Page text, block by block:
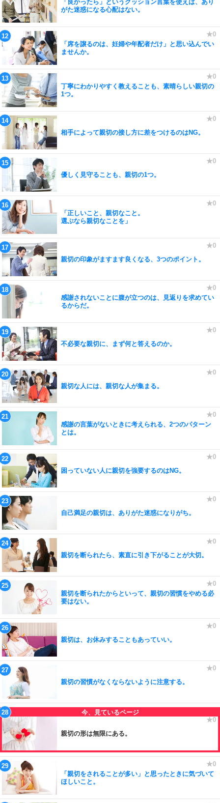
「良かったら」というクッション言葉を使えば、あり
がた迷惑になる心配はない。
「席を譲るのは、妊婦や年配者だけ」と思い込んでい
ませんか。
丁寧にわかりやすく教えることも、素晴らしい親切の
1つ。
相手によって親切の接し方に差をつけるのはNG。
優しく見守ることも、親切の1つ。
「正しいこと、親切なこと。
選ぶなら親切なことを」
親切の印象がますます良くなる、3つのポイント。
感謝されないことに腹が立つのは、見返りを求めてい
るからだ。
不必要な親切に、まず何と答えるのか。
親切な人には、親切な人が集まる。
感謝の言葉がないときに考えられる、2つのパターン
とは。
困っていない人に親切を強要するのはNG。
自己満足の親切は、ありがた迷惑になりがち。
親切を断られたら、素直に引き下がることが大切。
親切を断られたからといって、親切の習慣をやめる必
要はない。
親切は、お休みすることもあっていい。
親切の習慣がなくならないように注意する。
親切の形は無限にある。
「親切をされることが多い」と思ったときに気づいて
ほしいこと。